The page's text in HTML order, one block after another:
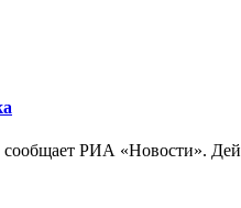
РИА «Новости».